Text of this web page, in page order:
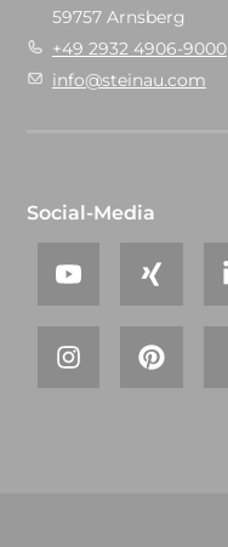
59757 Arnsberg
+49 2932 4906-9000
info@steinau.com
Social-Media